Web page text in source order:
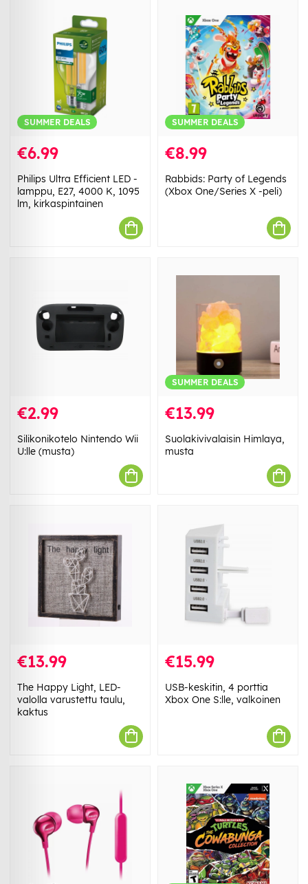
SUMMER DEALS
€6.99
Philips Ultra Efficient LED -
lamppu, E27, 4000 K, 1095
lm, kirkaspintainen
SUMMER DEALS
€8.99
Rabbids: Party of Legends
(Xbox One/Series X -peli)
€2.99
Silikonikotelo Nintendo Wii
U:lle (musta)
SUMMER DEALS
€13.99
Suolakivivalaisin Himlaya,
musta
€13.99
The Happy Light, LED-
valolla varustettu taulu,
kaktus
€15.99
USB-keskitin, 4 porttia
Xbox One S:lle, valkoinen